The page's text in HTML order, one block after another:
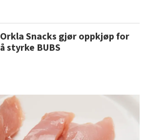
Orkla Snacks gjør oppkjøp for
å styrke BUBS